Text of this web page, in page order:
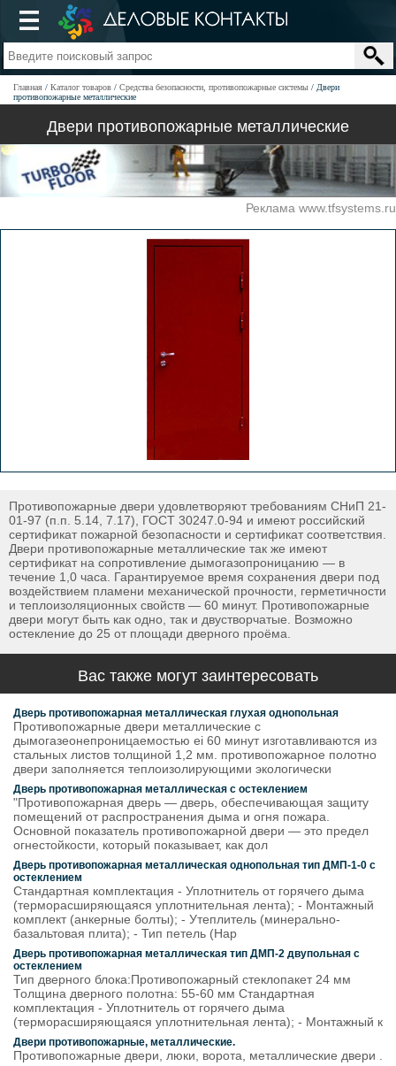
Главная Каталог товаров Средства безопасности, противопожарные системы
Двери
противопожарные металлические
Двери противопожарные металлические
Реклама www.tfsystems.ru
Противопожарные двери удовлетворяют требованиям СНиП 21-
01-97 (п.п. 5.14, 7.17), ГОСТ 30247.0-94 и имеют российский
сертификат пожарной безопасности и сертификат соответствия.
Двери противопожарные металлические так же имеют
сертификат на сопротивление дымогазопроницанию — в
течение 1,0 часа. Гарантируемое время сохранения двери под
воздействием пламени механической прочности, герметичности
и теплоизоляционных свойств — 60 минут. Противопожарные
двери могут быть как одно, так и двустворчатые. Возможно
остекление до 25 от площади дверного проёма.
Вас также могут заинтересовать
Дверь противопожарная металлическая глухая однопольная
Противопожарные двери металлические с
дымогазеонепроницаемостью ei 60 минут изготавливаются из
стальных листов толщиной 1,2 мм. противопожарное полотно
двери заполняется теплоизолирующими экологически
Дверь противопожарная металлическая с остеклением
"Противопожарная дверь — дверь, обеспечивающая защиту
помещений от распространения дыма и огня пожара.
Основной показатель противопожарной двери — это предел
огнестойкости, который показывает, как дол
Дверь противопожарная металлическая однопольная тип ДМП-1-0 с
остеклением
Стандартная комплектация - Уплотнитель от горячего дыма
(терморасширяющаяся уплотнительная лента); - Монтажный
комплект (анкерные болты); - Утеплитель (минерально-
базальтовая плита); - Тип петель (Нар
Дверь противопожарная металлическая тип ДМП-2 двупольная с
остеклением
Тип дверного блока:Противопожарный стеклопакет 24 мм
Толщина дверного полотна: 55-60 мм Стандартная
комплектация - Уплотнитель от горячего дыма
(терморасширяющаяся уплотнительная лента); - Монтажный к
Двери противопожарные, металлические.
Противопожарные двери, люки, ворота, металлические двери .